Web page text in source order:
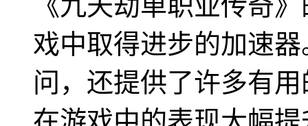
戏中取得进步的加速
问，还提供了许多有